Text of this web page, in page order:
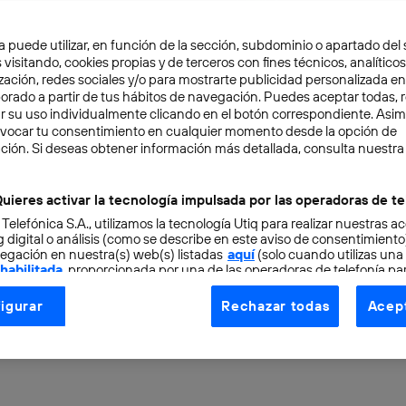
4 min
de Stephen Hawking:
tenía en mente y
puede utilizar, en función de la sección, subdominio o apartado del
visitando, cookies propias y de terceros con fines técnicos,
redes sociales y/o para mostrarte publicidad personalizada
a partir de tus hábitos de navegación. Puedes aceptar todas,
su uso individualmente clicando en el botón correspondiente.
tu consentimiento en cualquier momento desde la opción de
Si deseas obtener información más detallada, consulta nuestra
activar la tecnología impulsada por las operadoras de
S.A., utilizamos la tecnología Utiq para realizar nuestras
digital o análisis (como se describe en este aviso de
en nuestra(s) web(s) listadas aquí(solo cuando utilizas una
, proporcionada por una de las operadoras de telefonía
consentimiento en cada página web).
Utiq está diseñada con la privacidad como prioridad
dirección IP y otra información de la cuenta de cliente de
Rechazar todas